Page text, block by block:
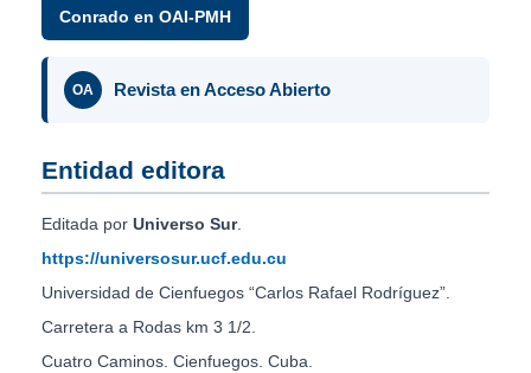
Conrado en OAI-PMH
OA Revista en Acceso Abierto
Entidad editora
Editada por Universo Sur.
https://universosur.ucf.edu.cu
Universidad de Cienfuegos “Carlos Rafael Rodríguez”.
Carretera a Rodas km 3 1/2.
Cuatro Caminos. Cienfuegos. Cuba.